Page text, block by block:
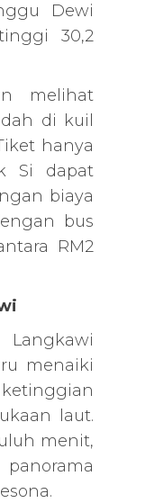
Dewi
30,2
melihat
di kuil
hanya
Si dapat
biaya
bus
RM2
menaiki
laut.
menit,